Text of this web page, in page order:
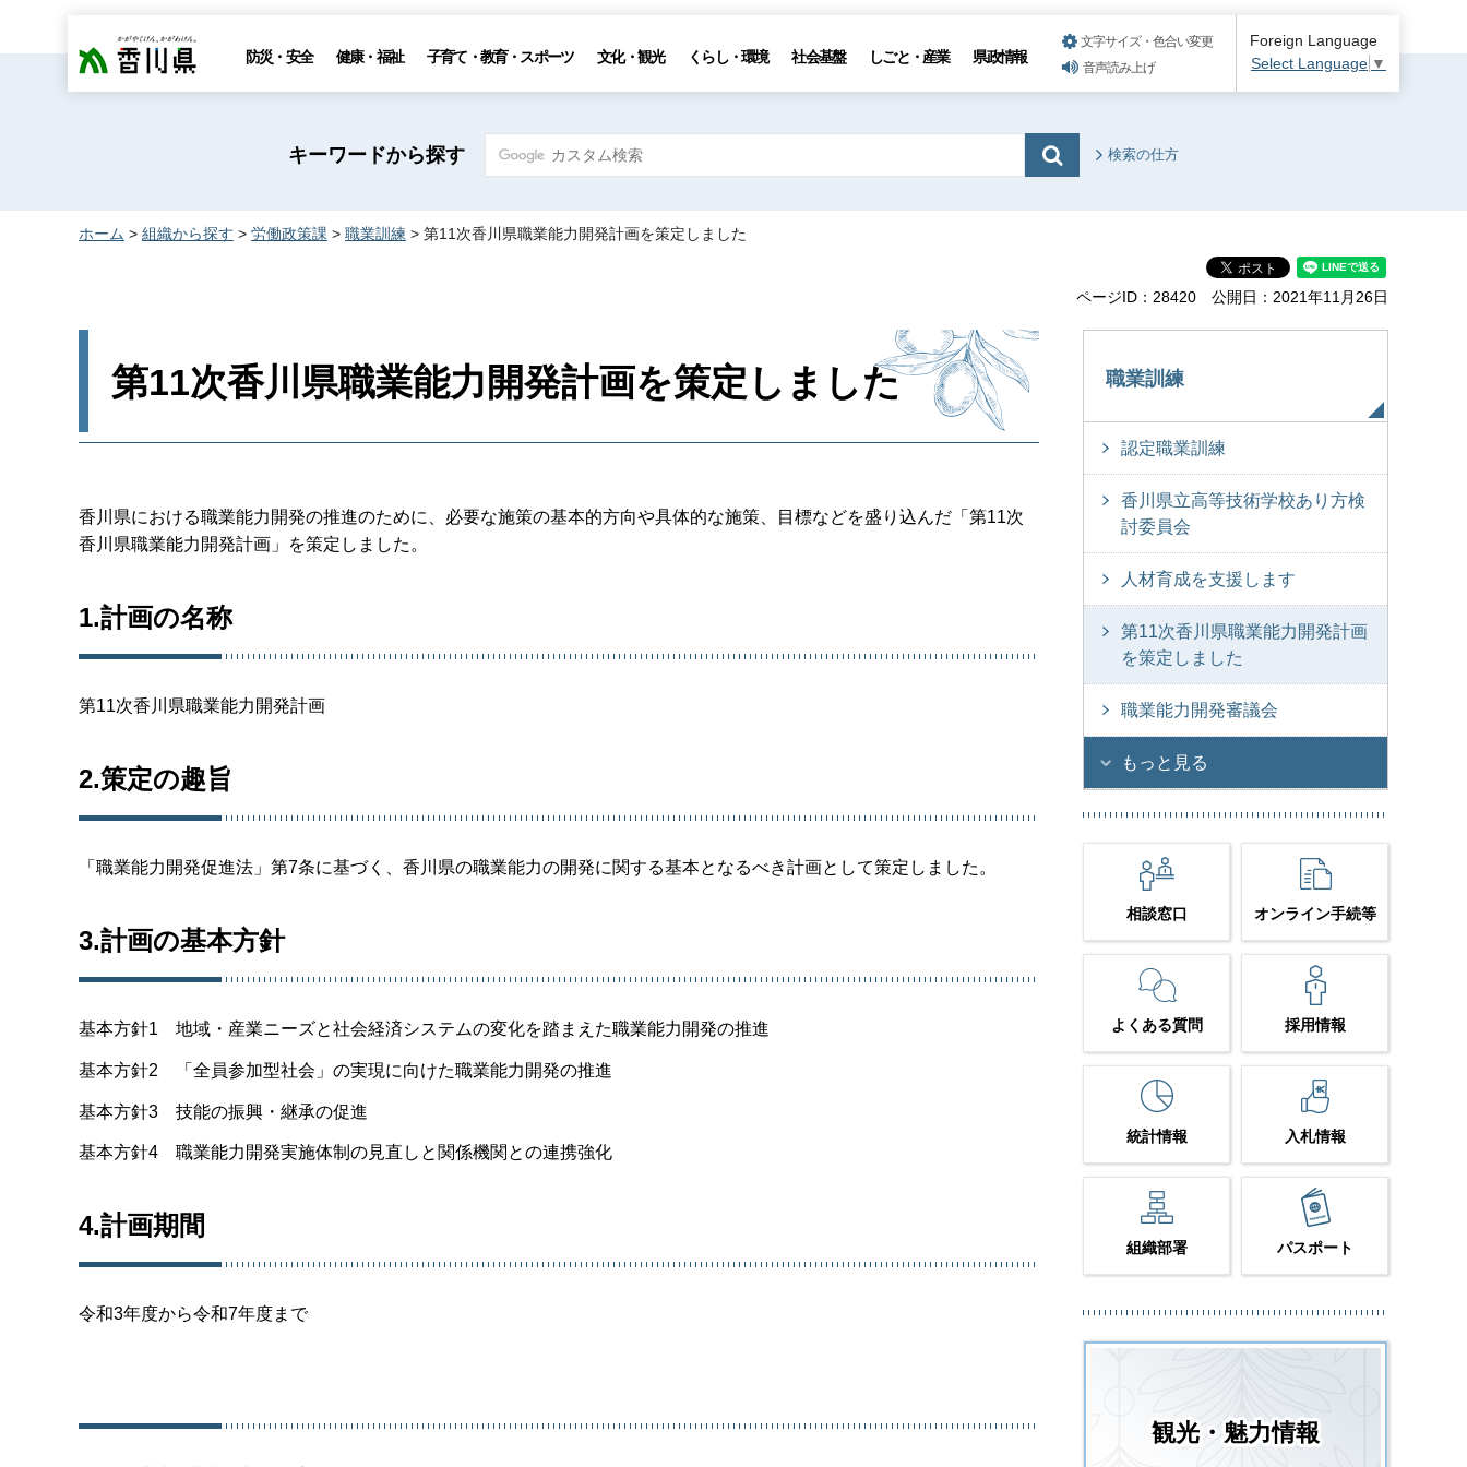
香川県 防災・安全 健康・福祉 子育て・教育・スポーツ 文化・観光 くらし・環境 社会基盤 しごと・産業 県政情報
文字サイズ・色合い変更
音声読み上げ
Foreign Language
Select Language ▼
キーワードから探す 検索の仕方
ホーム > 組織から探す > 労働政策課 > 職業訓練 > 第11次香川県職業能力開発計画を策定しました
ページID：28420 公開日：2021年11月26日
第11次香川県職業能力開発計画を策定しました
香川県における職業能力開発の推進のために、必要な施策の基本的方向や具体的な施策、目標などを盛り込んだ「第11次
香川県職業能力開発計画」を策定しました。
1.計画の名称
第11次香川県職業能力開発計画
2.策定の趣旨
「職業能力開発促進法」第7条に基づく、香川県の職業能力の開発に関する基本となるべき計画として策定しました。
3.計画の基本方針
基本方針1 地域・産業ニーズと社会経済システムの変化を踏まえた職業能力開発の推進
基本方針2 「全員参加型社会」の実現に向けた職業能力開発の推進
基本方針3 技能の振興・継承の促進
基本方針4 職業能力開発実施体制の見直しと関係機関との連携強化
4.計画期間
令和3年度から令和7年度まで
職業訓練
認定職業訓練
香川県立高等技術学校あり方検
討委員会
人材育成を支援します
第11次香川県職業能力開発計画
を策定しました
職業能力開発審議会
もっと見る
相談窓口 オンライン手続等
よくある質問 採用情報
統計情報 入札情報
組織部署 パスポート
観光・魅力情報